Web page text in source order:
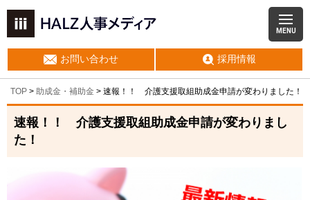
MENU
お問い合わせ 採用情報
TOP > 助成金・補助金 > 速報！！ 介護支援取組助成金申請が変わりました！
速報！！ 介護支援取組助成金申請が変わりまし
た！